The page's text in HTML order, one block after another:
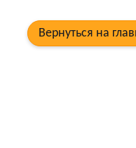
Вернуться на